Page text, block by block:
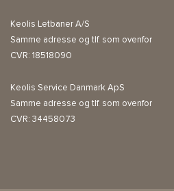
Keolis Letbaner A/S
Samme adresse og tlf. som ovenfor
CVR: 18518090
Keolis Service Danmark ApS
Samme adresse og tlf. som ovenfor
CVR: 34458073